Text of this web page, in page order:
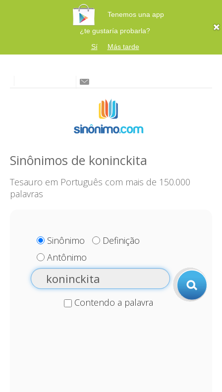
Tenemos una app
¿te gustaría probarla?
Sí
Más tarde
Sinônimos de koninckita
Tesauro em Português com mais de 150.000
palavras
Sinônimo
Definição
Antônimo
Contendo a palavra